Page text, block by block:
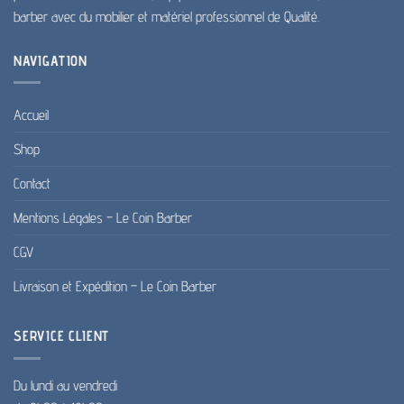
produit
barber avec du mobilier et matériel professionnel de Qualité.
NAVIGATION
Accueil
Shop
Contact
Mentions Légales – Le Coin Barber
CGV
Livraison et Expédition – Le Coin Barber
SERVICE CLIENT
Du lundi au vendredi